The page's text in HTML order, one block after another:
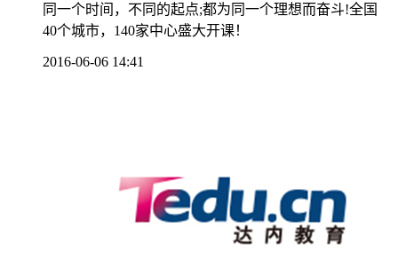
同一个时间，不同的起点;都为同一个理想而奋斗!全国
40个城市，140家中心盛大开课！
2016-06-06 14:41